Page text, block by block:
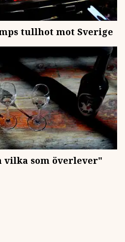
tullhot mot Sverige
vilka som överlever"